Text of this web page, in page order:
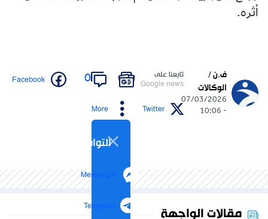
أثره.
ف.ن /
الوكالات
07/03/2026
- 10:06
تابعنا على
Google news
0
Facebook
Twitter
More
التواصل الاجتماعي
Messenger
Telegram مقالات الواجهة